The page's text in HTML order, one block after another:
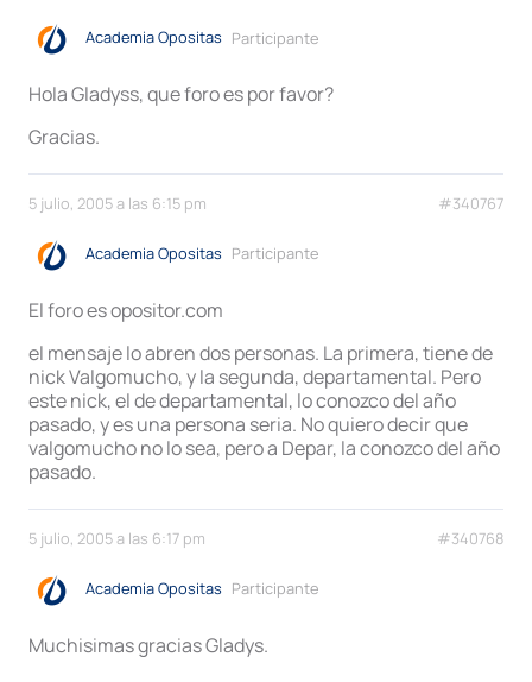
Academia Opositas Participante
Hola Gladyss, que foro es por favor?
Gracias.
5 julio, 2005 a las 6:15 pm #340767
Academia Opositas Participante
El foro es opositor.com
el mensaje lo abren dos personas. La primera, tiene de
nick Valgomucho, y la segunda, departamental. Pero
este nick, el de departamental, lo conozco del año
pasado, y es una persona seria. No quiero decir que
valgomucho no lo sea, pero a Depar, la conozco del año
pasado.
5 julio, 2005 a las 6:17 pm #340768
Academia Opositas Participante
Muchisimas gracias Gladys.